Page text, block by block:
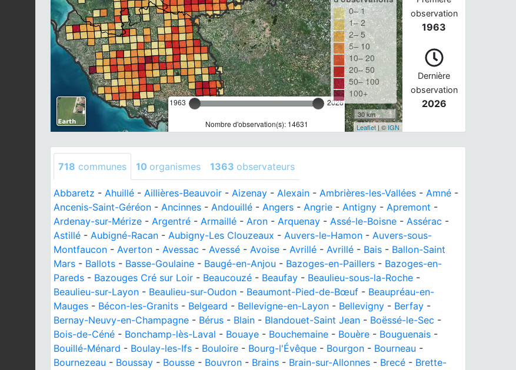
1963 2026
Nombre d'observation(s): 14631
0– 1
1– 2
2– 5
5– 10
10– 20
20– 50
50– 100
100+
30 km
Leaflet| © IGN
observation
1963
Dernière
observation
2026
718 communes 10 organismes 1363 observateurs
Abbaretz - Ahuillé - Aillières-Beauvoir - Aizenay - Alexain - Ambrières-les-Vallées - Amné -
Ancenis-Saint-Géréon - Ancinnes - Andouillé - Angers - Angrie - Antigny - Apremont -
Ardenay-sur-Mérize - Argentré - Armaillé - Aron - Arquenay - Assé-le-Boisne - Assérac -
Astillé - Aubigné-Racan - Aubigny-Les Clouzeaux - Auvers-le-Hamon - Auvers-sous-
Montfaucon - Averton - Avessac - Avessé - Avoise - Avrillé - Avrillé - Bais - Ballon-Saint
Mars - Ballots - Basse-Goulaine - Baugé-en-Anjou - Bazoges-en-Paillers - Bazoges-en-
Pareds - Bazouges Cré sur Loir - Beaucouzé - Beaufay - Beaulieu-sous-la-Roche -
Beaulieu-sur-Layon - Beaulieu-sur-Oudon - Beaumont-Pied-de-Bœuf - Beaupréau-en-
Mauges - Bécon-les-Granits - Belgeard - Bellevigne-en-Layon - Bellevigny - Berfay -
Bernay-Neuvy-en-Champagne - Bérus - Blain - Blandouet-Saint Jean - Boëssé-le-Sec -
Bois-de-Céné - Bonchamp-lès-Laval - Bouaye - Bouchemaine - Bouère - Bouguenais -
Bouillé-Ménard - Boulay-les-Ifs - Bouloire - Bourg-l'Évêque - Bourgon - Bourneau -
Bournezeau - Boussay - Bousse - Bouvron - Brains - Brain-sur-Allonnes - Brecé - Brette-